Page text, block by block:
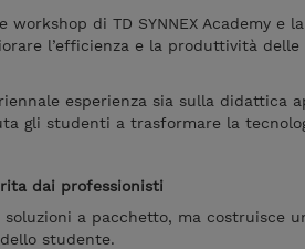
workshop di TD SYNNEX Academy
l’efficienza e la produttività
esperienza sia sulla didattica
gli studenti a trasformare la
dai professionisti
soluzioni a pacchetto, ma costruisce
studente.